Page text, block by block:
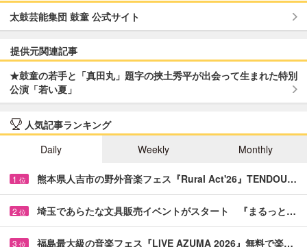
太鼓芸能集団 鼓童 公式サイト
提供元関連記事
★鼓童の若手と「真田丸」題字の挾土秀平が出会って生まれた特別
公演「若い夏」
人気記事ランキング
Daily
Weekly Monthly
1 位 熊本県人吉市の野外音楽フェス『Rural Act'26』TENDOU…
2 位 埼玉であらたな文具販売イベントがスタート 『まるっと…
3 位 福島最大級の音楽フェス『LIVE AZUMA 2026』無料で楽…